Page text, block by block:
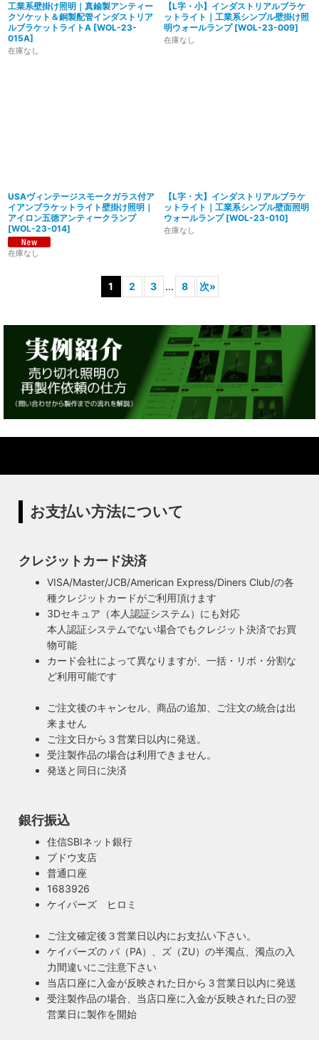
工業系壁掛け照明｜真鍮製アンティー
クソケット＆銅製配管インダストリア
ルブラケットライトA [WOL-23-
015A]
在庫なし
【L字・小】インダストリアルブラケ
ットライト｜工業系シンプル壁掛け照
明ウォールランプ [WOL-23-009]
在庫なし
USAヴィンテージスモークガラス付ア
イアンブラケットライト壁掛け照明｜
アイロン五徳アンティークランプ
[WOL-23-014]
在庫なし
【L字・大】インダストリアルブラケ
ットライト｜工業系シンプル壁面照明
ウォールランプ [WOL-23-010]
在庫なし
1 2 3 ... 8 次»
お支払い方法について
クレジットカード決済
VISA/Master/JCB/American Express/Diners Club/の各
種クレジットカードがご利用頂けます
3Dセキュア（本人認証システム）にも対応
本人認証システムでない場合でもクレジット決済でお買
物可能
カード会社によって異なりますが、一括・リボ・分割な
ど利用可能です
ご注文後のキャンセル、商品の追加、ご注文の統合は出
来ません
ご注文日から３営業日以内に発送。
受注製作品の場合は利用できません。
発送と同日に決済
銀行振込
住信SBIネット銀行
ブドウ支店
普通口座
1683926
ケイパーズ ヒロミ
ご注文確定後３営業日以内にお支払い下さい。
ケイパーズの パ（PA）、ズ（ZU）の半濁点、濁点の入
力間違いにご注意下さい
当店口座に入金が反映された日から３営業日以内に発送
受注製作品の場合、当店口座に入金が反映された日の翌
営業日に製作を開始